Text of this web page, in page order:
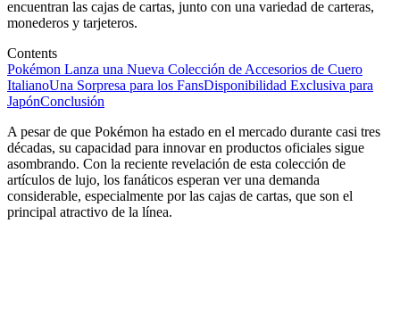
encuentran las cajas de cartas, junto con una variedad de carteras,
monederos y tarjeteros.
Contents
Pokémon Lanza una Nueva Colección de Accesorios de Cuero
ItalianoUna Sorpresa para los FansDisponibilidad Exclusiva para
JapónConclusión
A pesar de que Pokémon ha estado en el mercado durante casi tres
décadas, su capacidad para innovar en productos oficiales sigue
asombrando. Con la reciente revelación de esta colección de
artículos de lujo, los fanáticos esperan ver una demanda
considerable, especialmente por las cajas de cartas, que son el
principal atractivo de la línea.